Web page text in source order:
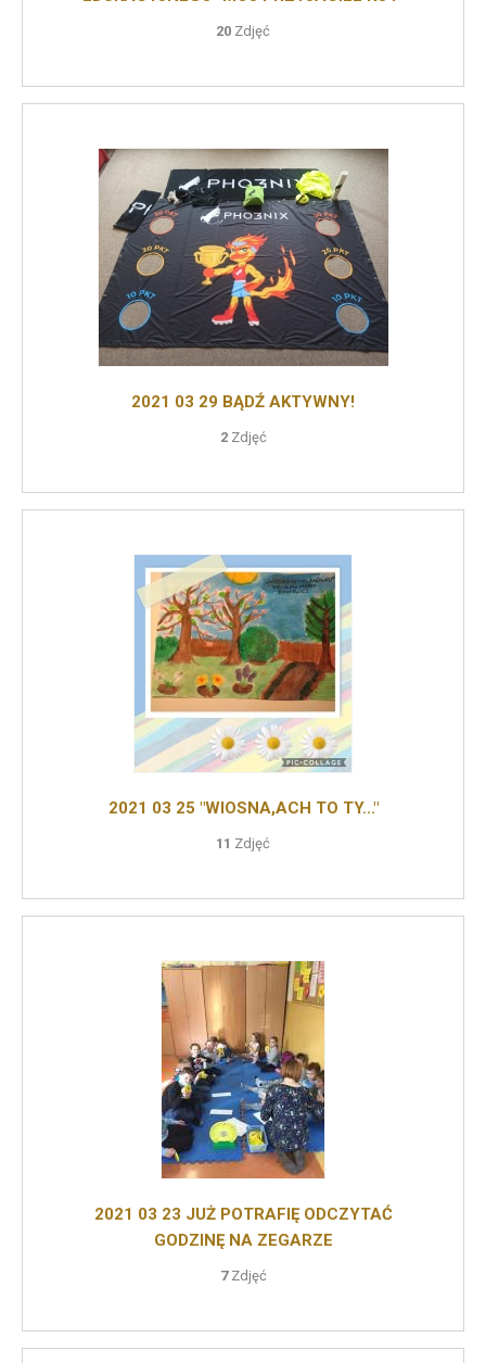
20 Zdjęć
2021 03 29 BĄDŹ AKTYWNY!
2Zdjęć
2021 03 25 "WIOSNA,ACH TO TY..."
11 Zdjęć
2021 03 23 JUŻ POTRAFIĘ ODCZYTAĆ
GODZINĘ NA ZEGARZE
7Zdjęć